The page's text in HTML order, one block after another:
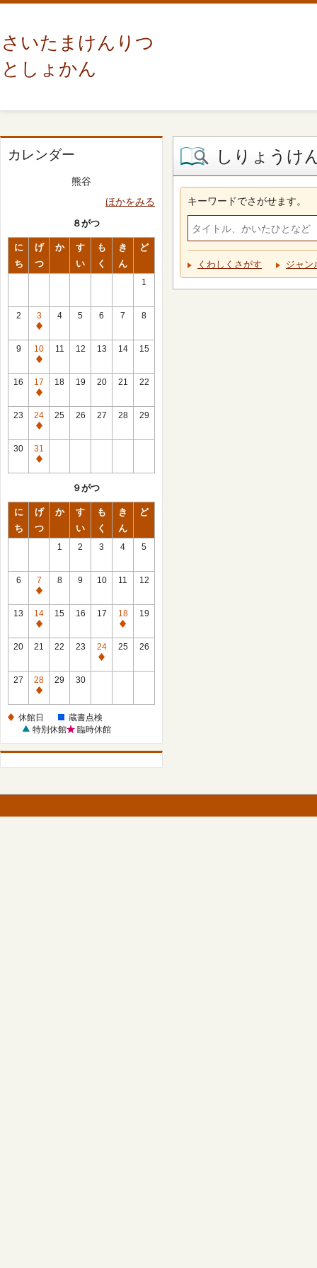
さいたまけんりつ
としょかん
カレンダー
熊谷
ほかをみる
８がつ
に
ち
げ
つ
か
す
い
も
く
き
ん
ど
1
2
3
休
館
日
4 5 6 7 8
9
10
休
館
日
11 12 13 14 15
16
17
休
館
日
18 19 20 21 22
23
24
休
館
日
25 26 27 28 29
30
31
休
９がつ
に
ち
げ
つ
か
す
い
も
く
き
ん
ど
1 2 3 4 5
6
7
休
館
日
8 9 10 11 12
13
14
休
館
15 16 17
18
休
館
19
20 21 22 23
24
休
25 26
27
28
休
日
29 30
休館日
蔵書点検
特別休館
臨時休館
しりょうけ
キーワードでさがせます。
くわしくさがす ジャン